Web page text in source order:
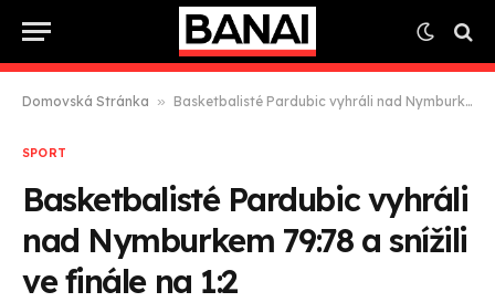
Domovská Stránka » Basketbalisté Pardubic vyhráli nad Nymburkem 79:78 a snížili ve finále na 1:2
SPORT
Basketbalisté Pardubic vyhráli
nad Nymburkem 79:78 a snížili
ve finále na 1:2